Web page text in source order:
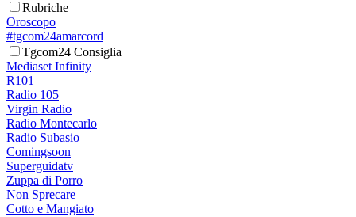
Rubriche
Oroscopo
#tgcom24amarcord
Tgcom24 Consiglia
Mediaset Infinity
R101
Radio 105
Virgin Radio
Radio Montecarlo
Radio Subasio
Comingsoon
Superguidatv
Zuppa di Porro
Non Sprecare
Cotto e Mangiato